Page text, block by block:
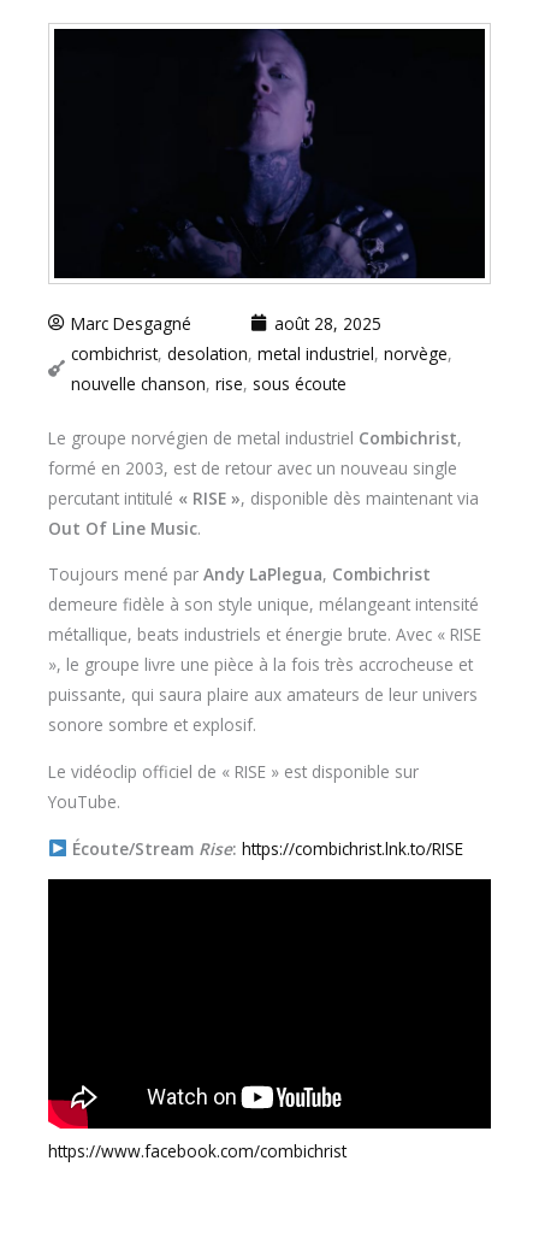
Marc Desgagné
août 28, 2025
combichrist, desolation, metal industriel, norvège,
nouvelle chanson, rise, sous écoute
Le groupe norvégien de metal industriel Combichrist,
formé en 2003, est de retour avec un nouveau single
percutant intitulé « RISE », disponible dès maintenant via
Out Of Line Music.
Toujours mené par Andy LaPlegua, Combichrist
demeure fidèle à son style unique, mélangeant intensité
métallique, beats industriels et énergie brute. Avec « RISE
», le groupe livre une pièce à la fois très accrocheuse et
puissante, qui saura plaire aux amateurs de leur univers
sonore sombre et explosif.
Le vidéoclip officiel de « RISE » est disponible sur
YouTube.
Écoute/Stream Rise: https://combichrist.lnk.to/RISE
https://www.facebook.com/combichrist